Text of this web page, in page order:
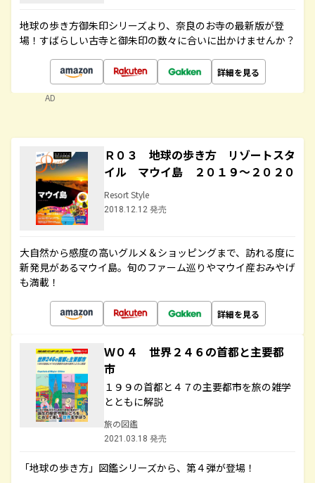
地球の歩き方御朱印シリーズより、奈良のお寺の最新版が登
場！すばらしい古寺と御朱印の数々に合いに出かけませんか？
詳細を見る
AD
Ｒ０３ 地球の歩き方 リゾートスタ
イル マウイ島 ２０１９～２０２０
Resort Style
2018.12.12 発売
大自然から感度の高いグルメ＆ショッピングまで、訪れる度に
新発見があるマウイ島。旬のファーム巡りやマウイ産おみやげ
も満載！
詳細を見る
Ｗ０４ 世界２４６の首都と主要都
市
１９９の首都と４７の主要都市を旅の雑学
とともに解説
旅の図鑑
2021.03.18 発売
「地球の歩き方」図鑑シリーズから、第４弾が登場！